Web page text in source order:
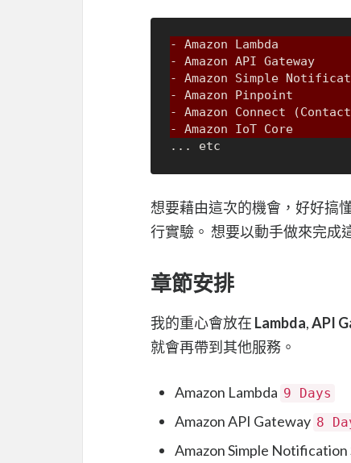
- Amazon Lambda
- Amazon API Gateway
- Amazon Simple
- Amazon Pinpoint
- Amazon Connect
- Amazon IoT Core
想要藉由這次的機會，好好搞
行實驗。 想要以動手做來完成
章節安排
我的重心會放在 Lambda,API
就會再帶到其他服務。
Amazon Lambda 9 Days
Amazon API Gateway 8
Amazon Simple Notification